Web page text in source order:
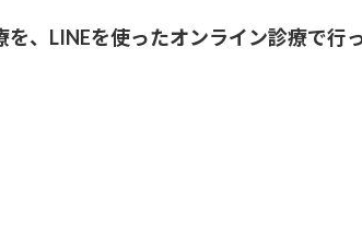
、LINEを使ったオンライン診療で行っ